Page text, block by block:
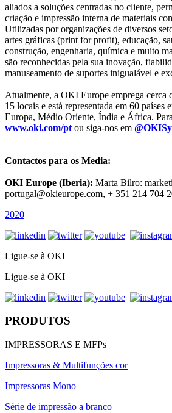
aliados a soluções centradas no cliente,
criação e impressão interna de materiais
Utilizadas por organizações de diversos
artes gráficas (print for profit), educação,
construção, engenharia, química e muito
são reconhecidas pela sua inovação,
manuseamento de suportes inigualável e
Atualmente, a OKI Europe emprega cerca
15 locais e está representada em 60 países
Europa, Médio Oriente, Índia e África.
www.oki.com/pt ou siga-nos em
Contactos para os Media:
OKI Europe (Iberia): Marta Bilro:
portugal@okieurope.com, + 351 214 704
2020
Ligue-se à OKI
Ligue-se à OKI
PRODUTOS
IMPRESSORAS E MFPs
Impressoras & Multifunções cor
Impressoras Mono
Série de impressão a branco